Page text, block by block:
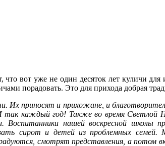
вот уже не один десяток лет куличи для
порадовать. Это для прихода добрая
Их приносят и прихожане, и
так каждый год! Также во время Светлой
Воспитанники нашей воскресной школы
сирот и детей из проблемных
смотрят представления, а потом